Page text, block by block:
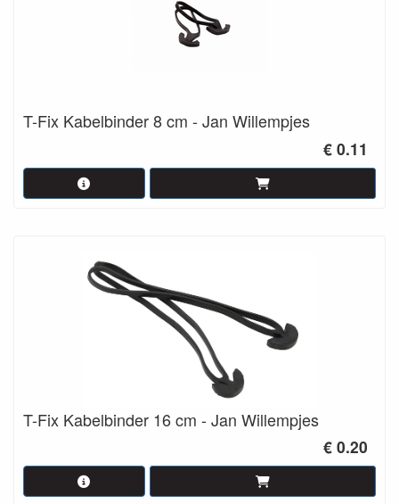
T-Fix Kabelbinder 8 cm - Jan Willempjes
€ 0.11
T-Fix Kabelbinder 16 cm - Jan Willempjes
€ 0.20